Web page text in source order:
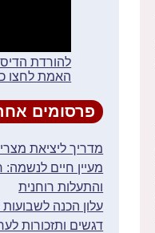
להורדת
האמת לחצו
פרסומים
מדריך ליציאת
מעיין חיים לנשמה:
והתעלות רוחנית
עלון הכנה
דגשים ותזכורות